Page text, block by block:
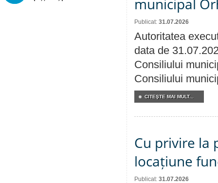
municipal
Publicat: 31.07.2026
Autoritatea
data de
Consiliului
Consiliului
CITEŞTE MAI MULT...
Cu privire la
locațiune
Publicat: 31.07.2026